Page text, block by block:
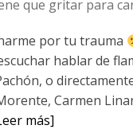
que gritar para
por tu trauma
hablar de
o
Carmen
más]